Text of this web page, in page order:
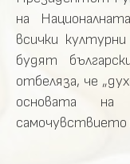
на
всички
будят
отбеляза, че
основата на
самочувствието